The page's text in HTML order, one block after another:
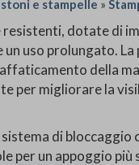
e stampelle »
dotate di
uso prolungato.
della
per migliorare la
di bloccaggio
per un appoggio più